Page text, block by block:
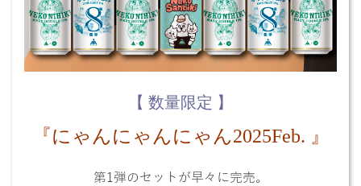
【 数量限定 】
『にゃんにゃんにゃん2025Feb. 』
第1弾のセットが早々に完売。